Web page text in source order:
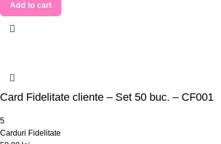
Add to cart
Card Fidelitate cliente – Set 50 buc. – CF001
5
Carduri Fidelitate